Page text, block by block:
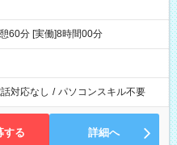
60分 [実働]8時間00分
対応なし / パソコンスキル不要
する 詳細へ